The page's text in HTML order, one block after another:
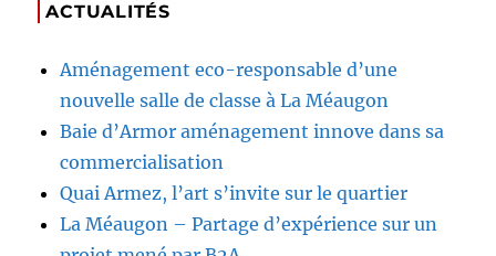
ACTUALITÉS
Aménagement eco-responsable d’une
nouvelle salle de classe à La Méaugon
Baie d’Armor aménagement innove dans sa
commercialisation
Quai Armez, l’art s’invite sur le quartier
La Méaugon – Partage d’expérience sur un